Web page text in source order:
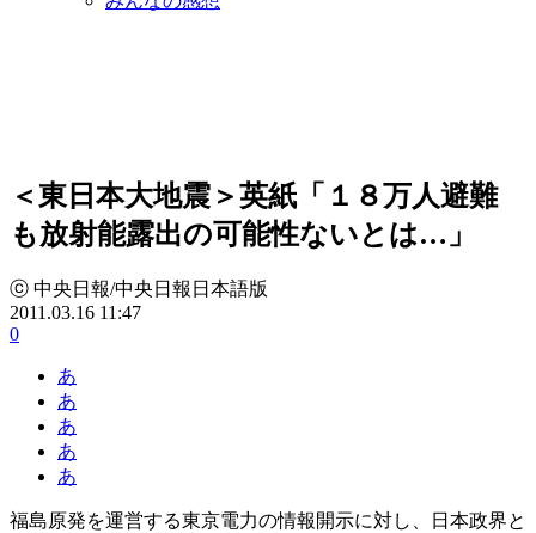
＜東日本大地震＞英紙「１８万人避難
も放射能露出の可能性ないとは…」
ⓒ 中央日報/中央日報日本語版
2011.03.16 11:47
0
あ
あ
あ
あ
あ
福島原発を運営する東京電力の情報開示に対し、日本政界と